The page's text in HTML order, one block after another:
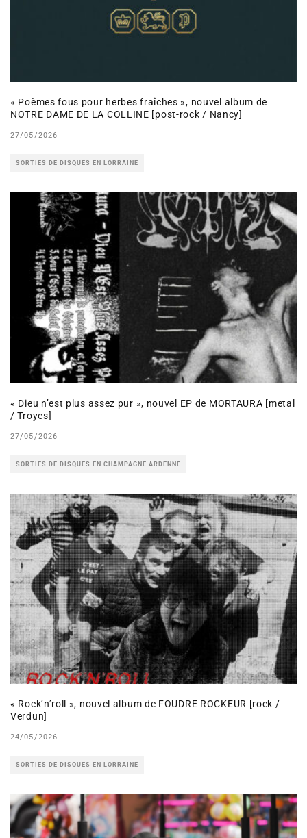
« Poèmes fous pour herbes fraîches », nouvel album de
NOTRE DAME DE LA COLLINE [post-rock / Nancy]
27/05/2026
SORTIES DE DISQUES EN LORRAINE
« Dieu n’est plus assez pur », nouvel EP de MORTAURA [metal
/ Troyes]
27/05/2026
SORTIES DE DISQUES EN CHAMPAGNE ARDENNE
« Rock’n’roll », nouvel album de FOUDRE ROCKEUR [rock /
Verdun]
24/05/2026
SORTIES DE DISQUES EN LORRAINE